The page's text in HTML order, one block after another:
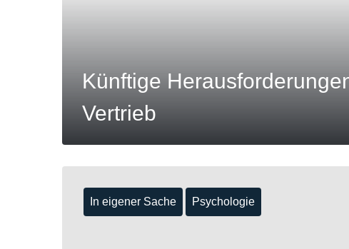
Künftige
Vertrieb
In eigener Sache Psychologie